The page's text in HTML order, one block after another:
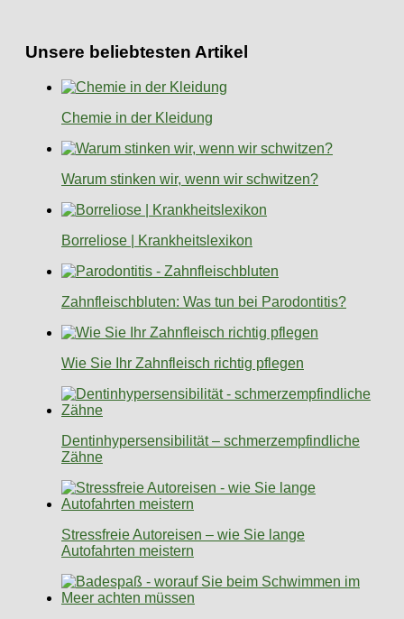
Unsere beliebtesten Artikel
Chemie in der Kleidung
Warum stinken wir, wenn wir schwitzen?
Borreliose | Krankheitslexikon
Zahnfleischbluten: Was tun bei Parodontitis?
Wie Sie Ihr Zahnfleisch richtig pflegen
Dentinhypersensibilität – schmerzempfindliche
Zähne
Stressfreie Autoreisen – wie Sie lange
Autofahrten meistern